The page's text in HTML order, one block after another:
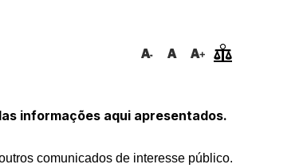
informações aqui apresentados.
comunicados de interesse público.